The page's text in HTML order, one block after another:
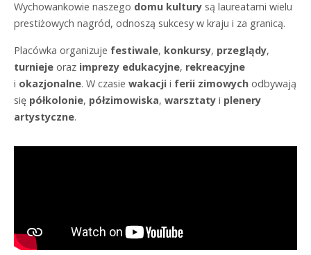
Wychowankowie naszego domu kultury są laureatami wielu
prestiżowych nagród, odnoszą sukcesy w kraju i za granicą.
Placówka organizuje festiwale, konkursy, przeglądy,
turnieje oraz imprezy edukacyjne, rekreacyjne
i okazjonalne. W czasie wakacji i ferii zimowych odbywają
się półkolonie, półzimowiska, warsztaty i plenery
artystyczne.